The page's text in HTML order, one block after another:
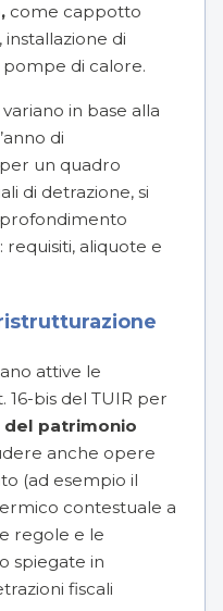
come cappotto
installazione di
pompe di calore.
variano in base alla
di
un quadro
di detrazione, si
requisiti, aliquote e
attive le
16-bis del TUIR per
patrimonio
anche opere
(ad esempio il
contestuale a
regole e le
spiegate in
fiscali